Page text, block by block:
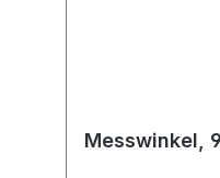
Messwinkel,